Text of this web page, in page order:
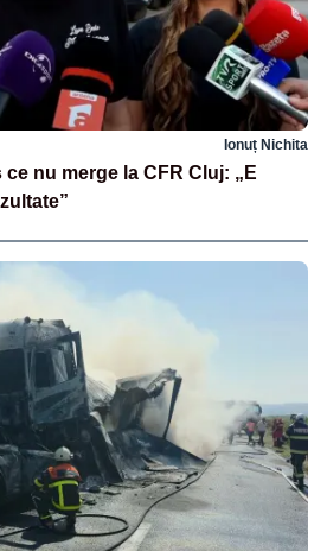
Ionuț Nichita
nu merge la CFR Cluj: „E